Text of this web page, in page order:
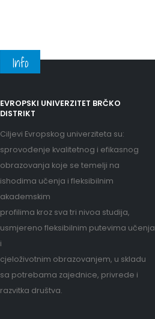
Info
EVROPSKI UNIVERZITET BRČKO
DISTRIKT
Ciljevi Evropskog univerziteta su:
sprovođenje kvalitetnog i efikasnog
obrazovanja koje se temelji na
ishodima učenja i fleksibilnim
akademskim
profilima kroz sva tri nivoa studija,
usmjereno fleksibilnim putevima učenja
i
cjeloživotnim obrazovanjem, u skladu
sa potrebama zajednice, privrede i
razvitka društva.